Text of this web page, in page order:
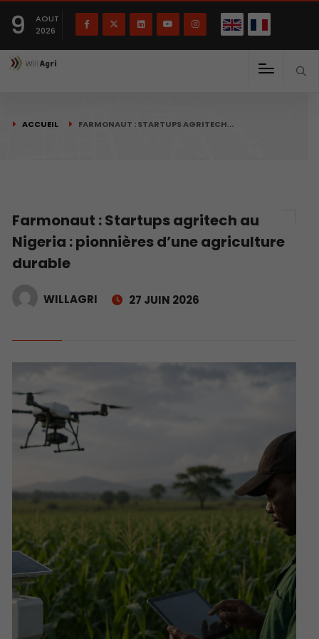
9
AOUT
2026
ACCUEIL FARMONAUT : STARTUPS AGRITECH…
Farmonaut : Startups agritech au
Nigeria : pionnières d’une agriculture
durable
WILLAGRI 27 JUIN 2026
Français English(English)